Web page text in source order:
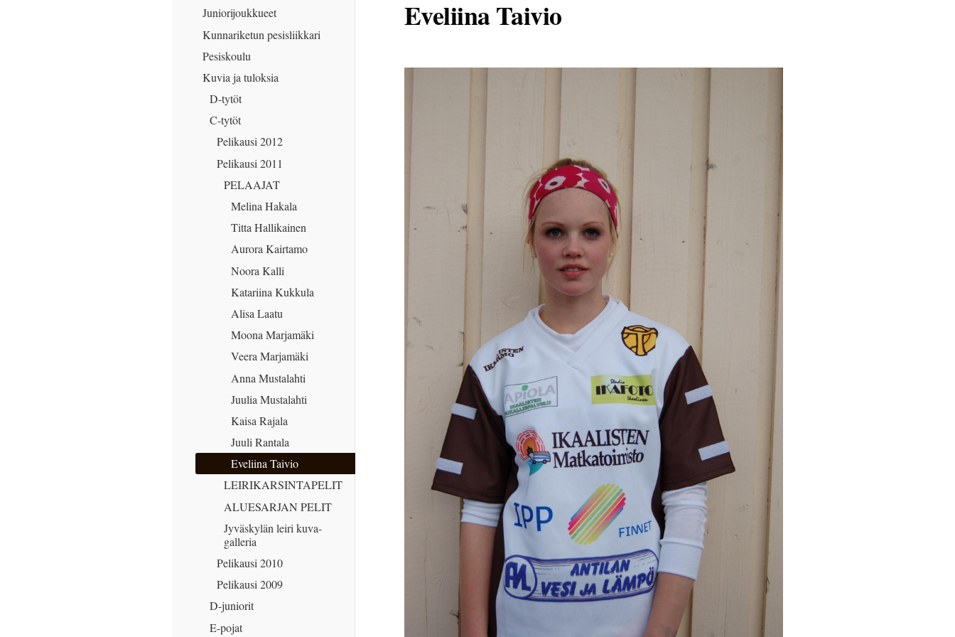
Juniorijoukkueet
Kunnariketun pesisliikkari
Pesiskoulu
Kuvia ja tuloksia
D-tytöt
C-tytöt
Pelikausi 2012
Pelikausi 2011
PELAAJAT
Melina Hakala
Titta Hallikainen
Aurora Kairtamo
Noora Kalli
Katariina Kukkula
Alisa Laatu
Moona Marjamäki
Veera Marjamäki
Anna Mustalahti
Juulia Mustalahti
Kaisa Rajala
Juuli Rantala
Eveliina Taivio
LEIRIKARSINTAPELIT
ALUESARJAN PELIT
Jyväskylän leiri kuva-
galleria
Pelikausi 2010
Pelikausi 2009
D-juniorit
E-pojat
Eveliina Taivio